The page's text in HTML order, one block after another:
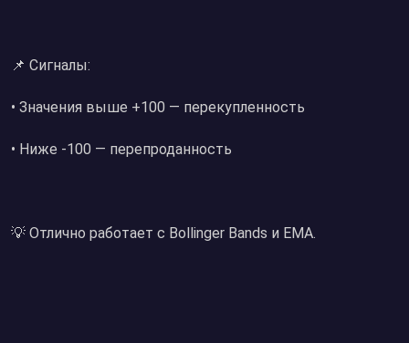
📌 Сигналы:
• Значения выше +100 — перекупленность
• Ниже -100 — перепроданность
💡 Отлично работает с Bollinger Bands и EMA.